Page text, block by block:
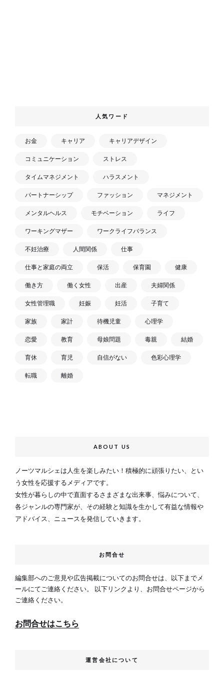
人気ワード
お金 キャリア キャリアデザイン
コミュニケーション ストレス
タイムマネジメント ハラスメント
パートナーシップ ファッション マネジメント
メンタルヘルス モチベーション ライフ
ワーキングマザー ワークライフバランス
不妊治療 人間関係 仕事
仕事と家庭の両立 保活 保育園 健康
働き方 働く女性 出産 夫婦関係
女性管理職 妊娠 妊活 子育て
家族 家計 待機児童 心理学
恋愛 教育 母娘問題 毒親 結婚
育休 育児 自信がない 色彩心理学
転職 離婚
ABOUT US
ノーツマルシェは人生を楽しみたい！積極的に頑張りたい、とい
う女性を応援するメディアです。
女性が暮らしの中で直面するさまざまな出来事、悩みについて、
各ジャンルの専門家が、その経験と知識を生かして有益な情報や
アドバイス、ニュースを発信していきます。
お問合せ
編集部へのご意見や広告掲載についてのお問合せは、以下までメ
ールにてご連絡ください。 以下リンクより、お問合せページから
ご連絡ください。
お問合せはこちら
運営会社について